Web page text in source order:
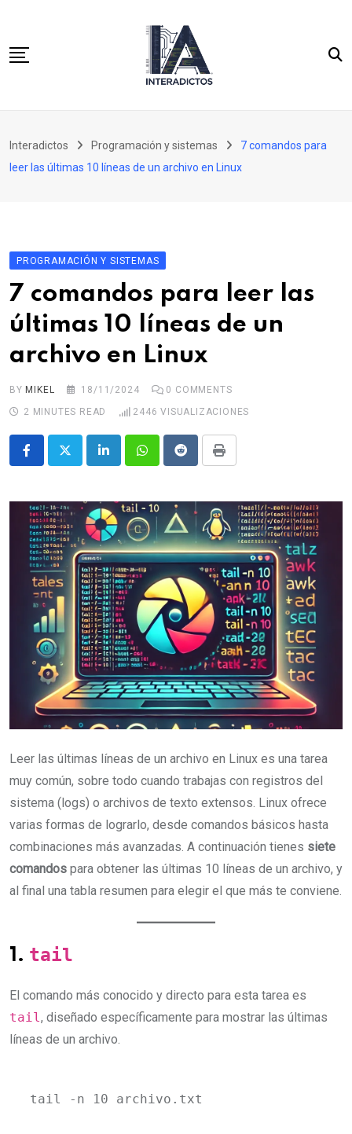
content
Integración continua
Interadictos Programación y sistemas
7 comandos para
leer las últimas 10 líneas de un archivo en Linux
PROGRAMACIÓN Y SISTEMAS
7 comandos para leer las
últimas 10 líneas de un
archivo en Linux
BY MIKEL 18/11/2024 0 COMMENTS
2 MINUTES READ
2446 VISUALIZACIONES
LinkedInWhatsappRedditPrint
Leer las últimas líneas de un archivo en Linux es una tarea
muy común, sobre todo cuando trabajas con registros del
sistema (logs) o archivos de texto extensos. Linux ofrece
varias formas de lograrlo, desde comandos básicos hasta
combinaciones más avanzadas. A continuación tienes siete
comandos para obtener las últimas 10 líneas de un archivo, y
al final una tabla resumen para elegir el que más te conviene.
1. tail
El comando más conocido y directo para esta tarea es
tail, diseñado específicamente para mostrar las últimas
líneas de un archivo.
tail -n 10 archivo.txt